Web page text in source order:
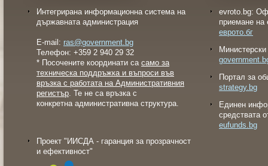
Интегрирана информационна система на
държавната администрация
E-mail: ras@government.bg
Телефон: +359 2 940 29 32
* Посочените координати са само за
техническа поддръжка и въпроси във
връзка с работата на Административния
регистър. Те не са връзка с
конкретна административна структура.
Проект "ИИСДА - гаранция за прозрачност
и ефективност"
evroto.bg:
приемане на
еврото.бг
Портал за
strategy.bg
Eдинен
средствата
eufunds.bg